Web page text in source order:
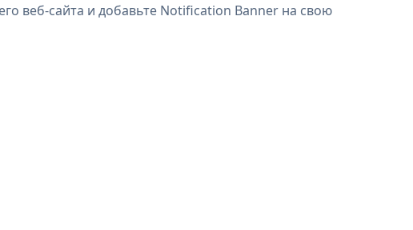
веб-сайта и добавьте Notification Banner на свою